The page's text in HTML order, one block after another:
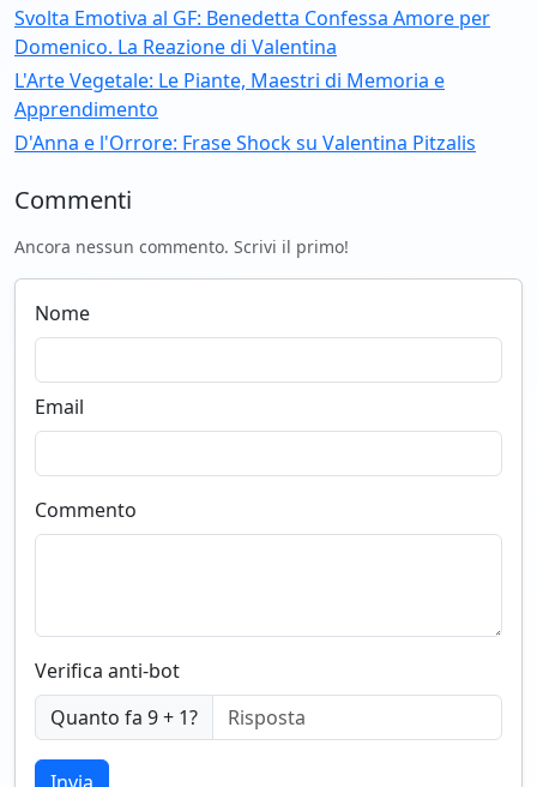
Svolta Emotiva al GF: Benedetta Confessa Amore per
Domenico. La Reazione di Valentina
L'Arte Vegetale: Le Piante, Maestri di Memoria e
Apprendimento
D'Anna e l'Orrore: Frase Shock su Valentina Pitzalis
Commenti
Ancora nessun commento. Scrivi il primo!
Nome
Email
Commento
Verifica anti-bot
Quanto fa 9 + 1?